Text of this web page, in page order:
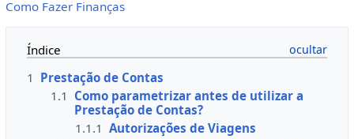
Como Fazer Finanças
Índice
1 Prestação de Contas
1.1 Como parametrizar antes de utilizar a
Prestação de Contas?
1.1.1 Autorizações de Viagens